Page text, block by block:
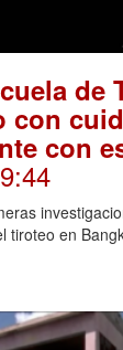
de
con
con
tiroteo en